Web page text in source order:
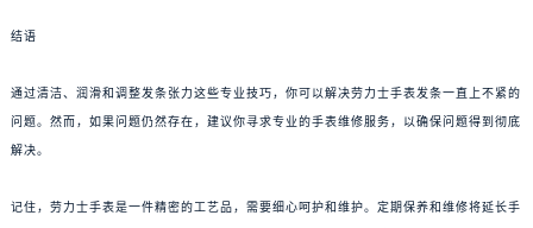
结语
通过清洁、润滑和调整发条张力这些专业技巧，你可以解决劳力士手表发条一直上不紧的
问题。然而，如果问题仍然存在，建议你寻求专业的手表维修服务，以确保问题得到彻底
解决。
记住，劳力士手表是一件精密的工艺品，需要细心呵护和维护。定期保养和维修将延长手